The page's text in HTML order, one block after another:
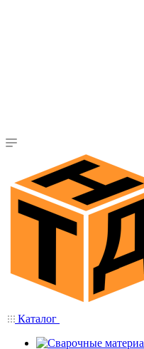
Каталог